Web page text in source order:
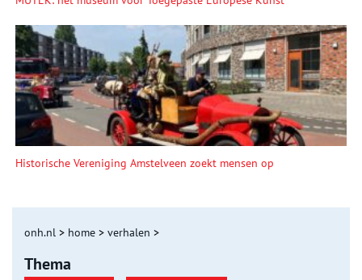
Historische Vereniging Amstelveen zoekt mensen op
onh.nl > home > verhalen >
Thema